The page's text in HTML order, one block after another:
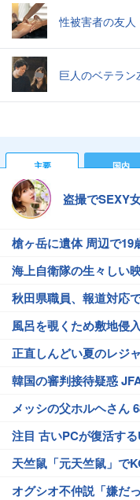
性被害者の友人
巨人のベテラ
主要 国内
盗撮でSEXY
槍ヶ岳に遺体 周辺で19
海上自衛隊の生々しい
秋田県職員、報道対応
風呂を覗くため敷地侵
正直しんどい夏のレジ
韓国の審判接待疑惑
メッシの父ホルヘさん
注目 古いPCが復活す
天竺鼠「元天竺鼠」で
オグシオ不仲説「嫌だっ